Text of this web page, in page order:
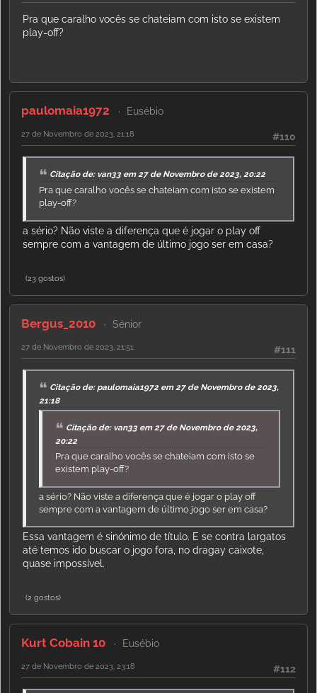
Pra que caralho vocês se chateiam com isto se existem
play-off?
paulomaia1972 Eusébio
#110
27 de Novembro de 2023, 21:18
Citação de: van33 em 27 de Novembro de 2023, 20:22
Pra que caralho vocês se chateiam com isto se existem
play-off?
a sério? Não viste a diferença que é jogar o play off
sempre com a vantagem de último jogo ser em casa?
(23 gostos)
Bergus_2010 Sénior
#111
27 de Novembro de 2023, 21:51
Citação de: paulomaia1972 em 27 de Novembro de 2023,
21:18
Citação de: van33 em 27 de Novembro de 2023,
20:22
Pra que caralho vocês se chateiam com isto se
existem play-off?
a sério? Não viste a diferença que é jogar o play off
sempre com a vantagem de último jogo ser em casa?
Essa vantagem é sinónimo de título. E se contra largatos
até temos ido buscar o jogo fora, no dragay caixote,
quase impossível.
(2 gostos)
Kurt Cobain 10 Eusébio
#112
27 de Novembro de 2023, 23:18